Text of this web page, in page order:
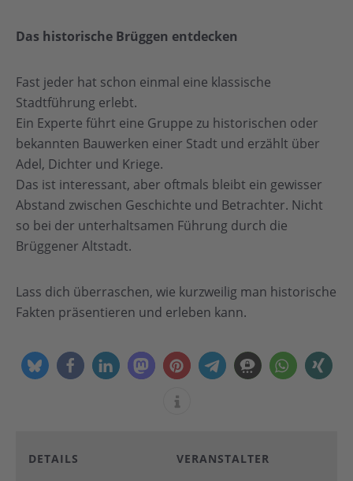
Das historische Brüggen entdecken
Fast jeder hat schon einmal eine klassische
Stadtführung erlebt.
Ein Experte führt eine Gruppe zu historischen oder
bekannten Bauwerken einer Stadt und erzählt über
Adel, Dichter und Kriege.
Das ist interessant, aber oftmals bleibt ein gewisser
Abstand zwischen Geschichte und Betrachter. Nicht
so bei der unterhaltsamen Führung durch die
Brüggener Altstadt.
Lass dich überraschen, wie kurzweilig man historische
Fakten präsentieren und erleben kann.
DETAILS VERANSTALTER